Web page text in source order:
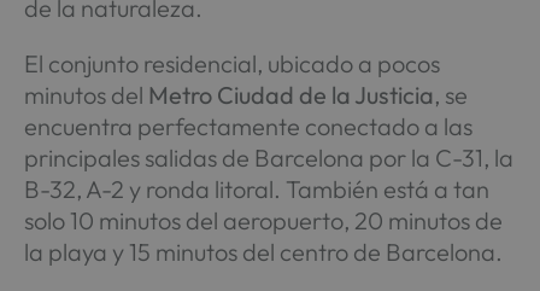
de la naturaleza.
El conjunto residencial, ubicado a pocos
minutos del Metro Ciudad de la Justicia, se
encuentra perfectamente conectado a las
principales salidas de Barcelona por la C-31, la
B-32, A-2 y ronda litoral. También está a tan
solo 10 minutos del aeropuerto, 20 minutos de
la playa y 15 minutos del centro de Barcelona.